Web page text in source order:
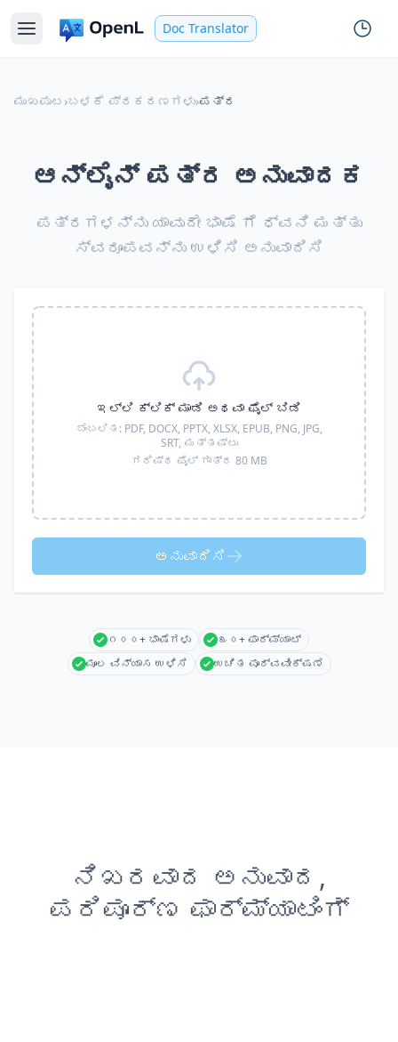
Doc Translator
ಮುಖಪುಟ ›ಬಳಕೆ ಪ್ರಕರಣಗಳು›ಪತ್ರ
ಆನ್‌ಲೈನ್ ಪತ್ರ ಅನುವಾದಕ
ಪತ್ರಗಳನ್ನು ಯಾವುದೇ ಭಾಷೆ ಗೆ ಧ್ವನಿ ಮತ್ತು
ಸ್ವರೂಪವನ್ನು ಉಳಿಸಿ ಅನುವಾದಿಸಿ
ಇಲ್ಲಿ ಕ್ಲಿಕ್ ಮಾಡಿ ಅಥವಾ ಫೈಲ್ ಬಿಡಿ
ಬೆಂಬಲಿತ: PDF, DOCX, PPTX, XLSX, EPUB, PNG, JPG,
SRT, ಮತ್ತಷ್ಟು
ಗರಿಷ್ಠ ಫೈಲ್ ಗಾತ್ರ 80 MB
ಅನುವಾದಿಸಿ
೧೦೦+ ಭಾಷೆಗಳು
೩೦+ ಫಾರ್ಮ್ಯಾಟ್
ಮೂಲ ವಿನ್ಯಾಸ ಉಳಿಸಿ
ಉಚಿತ ಪೂರ್ವವೀಕ್ಷಣೆ
ನಿಖರವಾದ ಅನುವಾದ,
ಪರಿಪೂರ್ಣ ಫಾರ್ಮ್ಯಾಟಿಂಗ್